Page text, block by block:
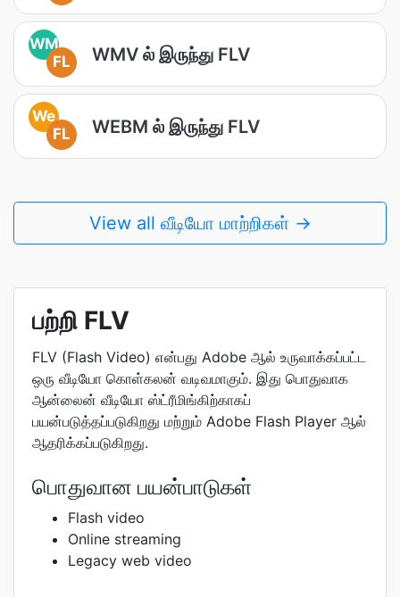
WM
FL
WMV ல் இருந்து FLV
We
FL
WEBM ல் இருந்து FLV
View all வீடியோ மாற்றிகள் →
பற்றி FLV
FLV (Flash Video) என்பது Adobe ஆல் உருவாக்கப்பட்ட
ஒரு வீடியோ கொள்கலன் வடிவமாகும். இது பொதுவாக
ஆன்லைன் வீடியோ ஸ்ட்ரீமிங்கிற்காகப்
பயன்படுத்தப்படுகிறது மற்றும் Adobe Flash Player ஆல்
ஆதரிக்கப்படுகிறது.
பொதுவான பயன்பாடுகள்
Flash video
Online streaming
Legacy web video